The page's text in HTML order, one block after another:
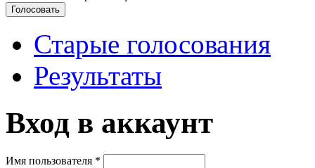
Старые голосования
Результаты
Вход в аккаунт
Имя пользователя *